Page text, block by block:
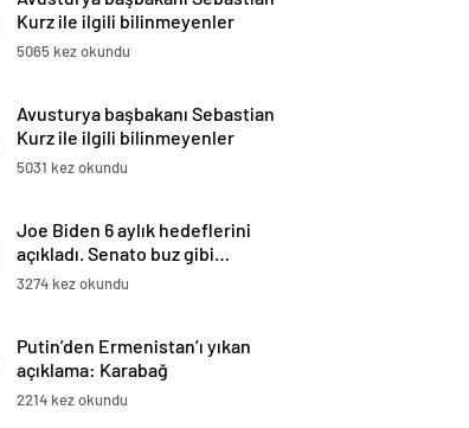
Kurz ile ilgili bilinmeyenler
5065 kez okundu
Avusturya başbakanı Sebastian
Kurz ile ilgili bilinmeyenler
5031 kez okundu
Joe Biden 6 aylık hedeflerini
açıkladı. Senato buz gibi…
3274 kez okundu
Putin’den Ermenistan’ı yıkan
açıklama: Karabağ
Azerbaycan’ın ayrılmaz bir
2214 kez okundu